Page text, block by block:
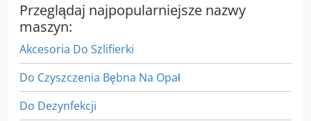
Przeglądaj najpopularniejsze nazwy
maszyn:
Akcesoria Do Szlifierki
Do Czyszczenia Bębna Na Opał
Do Dezynfekcji